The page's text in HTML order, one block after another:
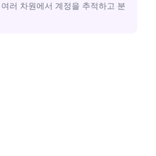
러 차원에서 계정을 추적하고 분